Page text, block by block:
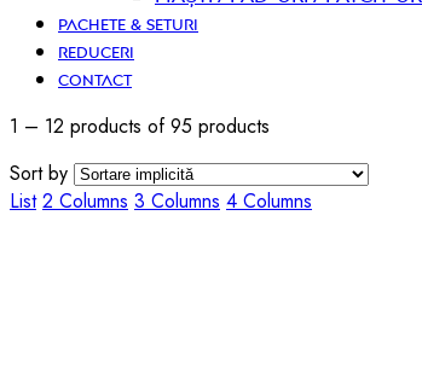
PACHETE & SETURI
REDUCERI
CONTACT
1 – 12 products of 95 products
Sort by
List 2 Columns 3 Columns 4 Columns